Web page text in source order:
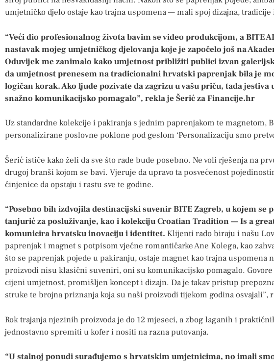
umjetničko djelo ostaje kao trajna uspomena — mali spoj dizajna,
“Veći dio profesionalnog života bavim se video produkcijom, a BITE
nastavak mojeg umjetničkog djelovanja koje je započelo još na
Oduvijek me zanimalo kako umjetnost približiti publici izvan
da umjetnost prenesem na tradicionalni hrvatski paprenjak bila je
logičan korak. Ako ljude pozivate da zagrizu u vašu priču, tada jestiva
snažno komunikacijsko pomagalo”, rekla je Šerić za Financije.hr
Uz standardne kolekcije i pakiranja s jednim paprenjakom te magnetom,
personalizirane poslovne poklone pod geslom ‘Personalizaciju smo
Šerić ističe kako želi da sve što rade bude posebno. Ne voli rješenja na
drugoj branši kojom se bavi. Vjeruje da upravo ta posvećenost
činjenice da opstaju i rastu sve te godine.
“Posebno bih izdvojila destinacijski suvenir BITE Zagreb, u kojem
tanjurić za posluživanje, kao i kolekciju Croatian Tradition — Is a
komunicira hrvatsku inovaciju i identitet. Klijenti rado biraju i našu
paprenjak i magnet s potpisom vječne romantičarke Ane Kolega, kao
što se paprenjak pojede u pakiranju, ostaje magnet kao trajna uspomena
proizvodi nisu klasični suveniri, oni su komunikacijsko pomagalo.
cijeni umjetnost, promišljen koncept i dizajn. Da je takav pristup
struke te brojna priznanja koja su naši proizvodi tijekom godina osvajali”,
Rok trajanja njezinih proizvoda je do 12 mjeseci, a zbog laganih i
jednostavno spremiti u kofer i nositi na razna putovanja.
“U stalnoj ponudi surađujemo s hrvatskim umjetnicima, no imali